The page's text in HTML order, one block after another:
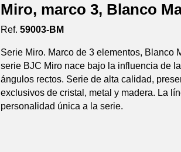
Miro, marco 3, Blanco
Ref.59003-BM
Serie Miro. Marco de 3 elementos, Blanco
serie BJC Miro nace bajo la influencia de
ángulos rectos. Serie de alta calidad,
exclusivos de cristal, metal y madera. La
personalidad única a la serie.